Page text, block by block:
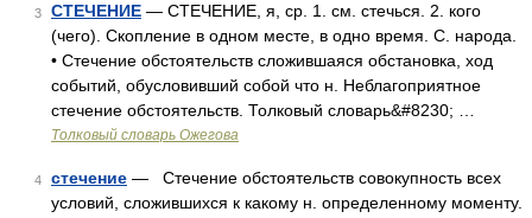
3 СТЕЧЕНИЕ — СТЕЧЕНИЕ, я, ср. 1. см. стечься. 2. кого
(чего). Скопление в одном месте, в одно время. С. народа.
• Стечение обстоятельств сложившаяся обстановка, ход
событий, обусловивший собой что н. Неблагоприятное
стечение обстоятельств. Толковый словарь&#8230; …
Толковый словарь Ожегова
4 стечение — Стечение обстоятельств совокупность всех
условий, сложившихся к какому н. определенному моменту.